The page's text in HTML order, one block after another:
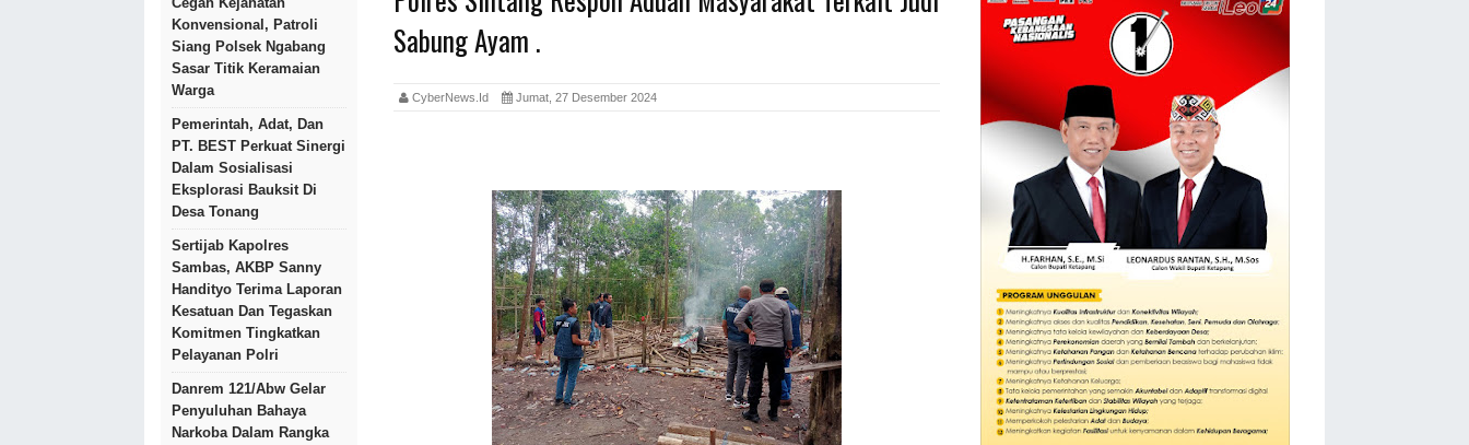
Konvensional, Patroli
Siang Polsek Ngabang
Sasar Titik Keramaian
Warga
Pemerintah, Adat, Dan
PT. BEST Perkuat Sinergi
Dalam Sosialisasi
Eksplorasi Bauksit Di
Desa Tonang
Sertijab Kapolres
Sambas, AKBP Sanny
Handityo Terima Laporan
Kesatuan Dan Tegaskan
Komitmen Tingkatkan
Pelayanan Polri
Danrem 121/Abw Gelar
Penyuluhan Bahaya
Narkoba Dalam Rangka
Sabung Ayam .
CyberNews.id Jumat, 27 Desember 2024